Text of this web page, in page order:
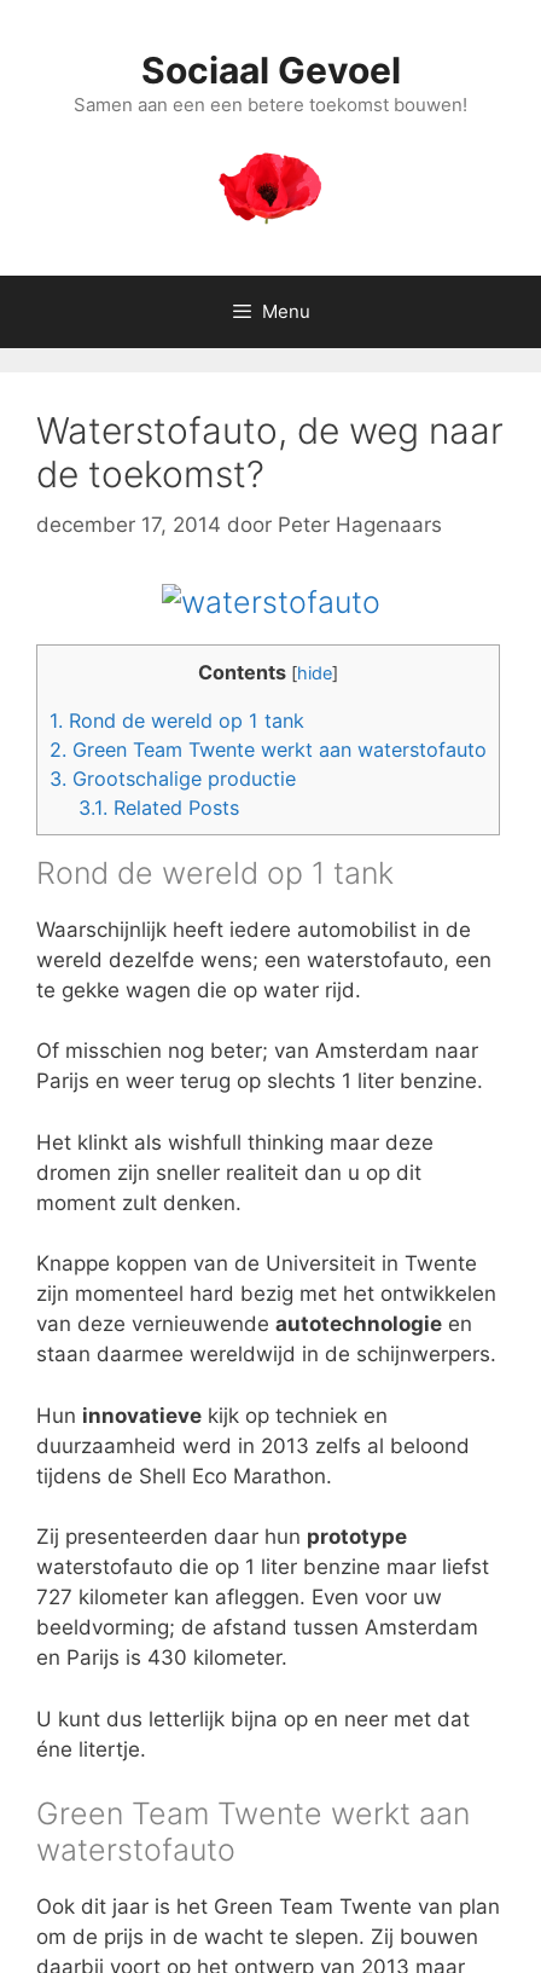
Sociaal Gevoel
Samen aan een een betere toekomst bouwen!
Menu
Waterstofauto, de weg naar
de toekomst?
december 17, 2014 door Peter Hagenaars
Contents [hide]
1. Rond de wereld op 1 tank
2. Green Team Twente werkt aan waterstofauto
3. Grootschalige productie
3.1. Related Posts
Rond de wereld op 1 tank
Waarschijnlijk heeft iedere automobilist in de
wereld dezelfde wens; een waterstofauto, een
te gekke wagen die op water rijd.
Of misschien nog beter; van Amsterdam naar
Parijs en weer terug op slechts 1 liter benzine.
Het klinkt als wishfull thinking maar deze
dromen zijn sneller realiteit dan u op dit
moment zult denken.
Knappe koppen van de Universiteit in Twente
zijn momenteel hard bezig met het ontwikkelen
van deze vernieuwende autotechnologie en
staan daarmee wereldwijd in de schijnwerpers.
Hun innovatieve kijk op techniek en
duurzaamheid werd in 2013 zelfs al beloond
tijdens de Shell Eco Marathon.
Zij presenteerden daar hun prototype
waterstofauto die op 1 liter benzine maar liefst
727 kilometer kan afleggen. Even voor uw
beeldvorming; de afstand tussen Amsterdam
en Parijs is 430 kilometer.
U kunt dus letterlijk bijna op en neer met dat
éne litertje.
Green Team Twente werkt aan
waterstofauto
Ook dit jaar is het Green Team Twente van plan
om de prijs in de wacht te slepen. Zij bouwen
daarbij voort op het ontwerp van 2013 maar